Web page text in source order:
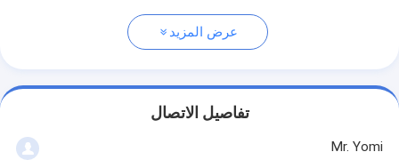
عرض المزيد
تفاصيل الاتصال
Mr. Yomi